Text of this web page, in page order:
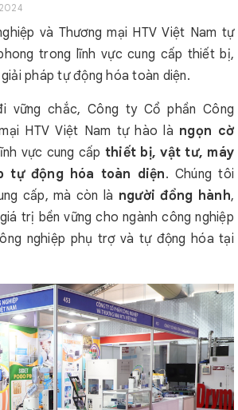
và Thương mại HTV Việt Nam tự
trong lĩnh vực cung cấp thiết bị,
pháp tự động hóa toàn diện.
vững chắc, Công ty Cổ phần Công
HTV Việt Nam tự hào là ngọn cờ
vực cung cấp thiết bị, vật tư, máy
tự động hóa toàn diện. Chúng tôi
cấp, mà còn là người đồng hành,
trị bền vững cho ngành công nghiệp
nghiệp phụ trợ và tự động hóa tại